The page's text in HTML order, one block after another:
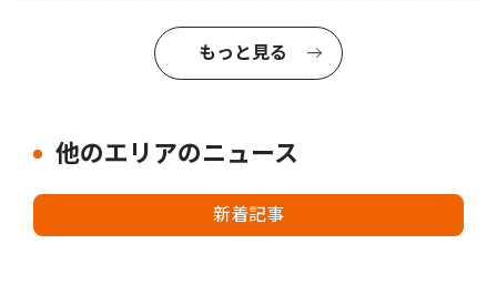
もっと見る
他のエリアのニュース
新着記事